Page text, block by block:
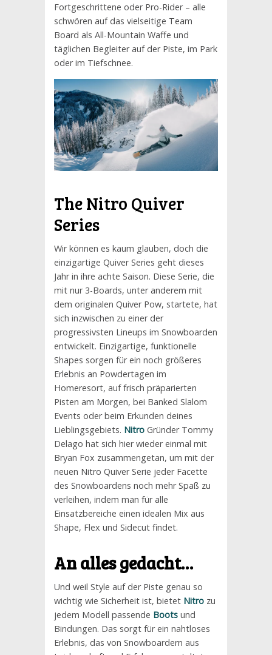
Fortgeschrittene oder Pro-Rider – alle
schwören auf das vielseitige Team
Board als All-Mountain Waffe und
täglichen Begleiter auf der Piste, im Park
oder im Tiefschnee.
The Nitro Quiver
Series
Wir können es kaum glauben, doch die
einzigartige Quiver Series geht dieses
Jahr in ihre achte Saison. Diese Serie, die
mit nur 3-Boards, unter anderem mit
dem originalen Quiver Pow, startete, hat
sich inzwischen zu einer der
progressivsten Lineups im Snowboarden
entwickelt. Einzigartige, funktionelle
Shapes sorgen für ein noch größeres
Erlebnis an Powdertagen im
Homeresort, auf frisch präparierten
Pisten am Morgen, bei Banked Slalom
Events oder beim Erkunden deines
Lieblingsgebiets. Nitro Gründer Tommy
Delago hat sich hier wieder einmal mit
Bryan Fox zusammengetan, um mit der
neuen Nitro Quiver Serie jeder Facette
des Snowboardens noch mehr Spaß zu
verleihen, indem man für alle
Einsatzbereiche einen idealen Mix aus
Shape, Flex und Sidecut findet.
An alles gedacht…
Und weil Style auf der Piste genau so
wichtig wie Sicherheit ist, bietet Nitro zu
jedem Modell passende Boots und
Bindungen. Das sorgt für ein nahtloses
Erlebnis, das von Snowboardern aus